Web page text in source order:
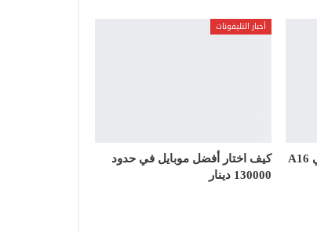
موعد نزول سامسونج جالاكسي A16
أخبار التليفونات
كيف اختار أفضل موبايل في حدود
130000 دينار